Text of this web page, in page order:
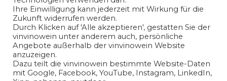
Ich habe dieDatenschutzerklärunggelesen und bin mit
der Verarbeitung meiner angegeben
personenbezogenen Daten in Übereinstimmung mit den
Bedingungen derDatenschutzerklärungeinverstanden.
Ihre Einwilligung kann jederzeit mit Wirkung für die
Zukunft widerrufen werden.
Durch Klicken auf 'Alle akzeptieren', gestatten Sie der
vinvinowein unter anderem auch, persönliche
Angebote außerhalb der vinvinowein Website
anzuzeigen.
Dazu teilt die vinvinowein bestimmte Website-Daten
mit Google, Facebook, YouTube, Instagram, LinkedIn,